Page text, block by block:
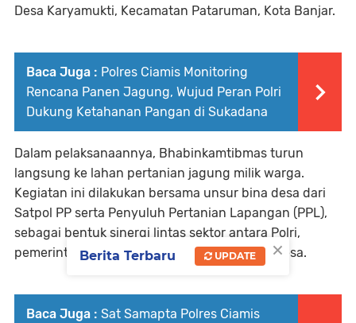
Desa Karyamukti, Kecamatan Pataruman, Kota Banjar.
Baca Juga : Polres Ciamis Monitoring
Rencana Panen Jagung, Wujud Peran Polri
Dukung Ketahanan Pangan di Sukadana
Dalam pelaksanaannya, Bhabinkamtibmas turun
langsung ke lahan pertanian jagung milik warga.
Kegiatan ini dilakukan bersama unsur bina desa dari
Satpol PP serta Penyuluh Pertanian Lapangan (PPL),
sebagai bentuk sinergi lintas sektor antara Polri,
pemerintah, dan unsur pertanian di tingkat desa.
Baca Juga : Sat Samapta Polres Ciamis
×
Berita Terbaru UPDATE